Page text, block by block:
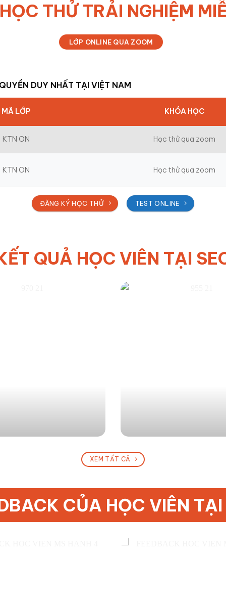
THỬ TRẢI NGHIỆM
LỚP ONLINE QUA ZOOM
DUY NHẤT TẠI VIỆT NAM
MÃ LỚP KHÓA HỌC
KTN ON Học thử qua zoom
KTN ON Học thử qua zoom
ĐĂNG KÝ HỌC THỬ TEST ONLINE
QUẢ HỌC VIÊN TẠI
XEM TẤT CẢ
CỦA HỌC VIÊN TẠI